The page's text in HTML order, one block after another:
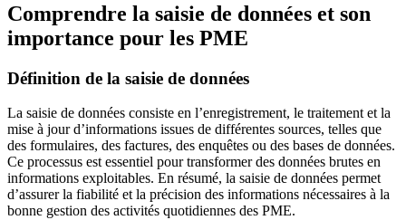
Comprendre la saisie de données et son
importance pour les PME
Définition de la saisie de données
La saisie de données consiste en l’enregistrement, le traitement et la
mise à jour d’informations issues de différentes sources, telles que
des formulaires, des factures, des enquêtes ou des bases de données.
Ce processus est essentiel pour transformer des données brutes en
informations exploitables. En résumé, la saisie de données permet
d’assurer la fiabilité et la précision des informations nécessaires à la
bonne gestion des activités quotidiennes des PME.